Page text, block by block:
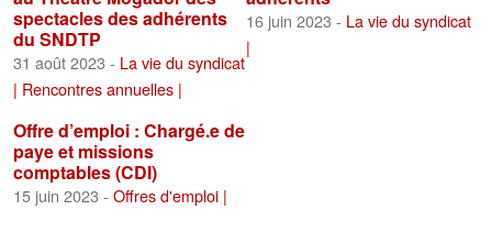
spectacles des adhérents
du SNDTP
31 août 2023 - La vie du syndicat
| Rencontres annuelles |
16 juin 2023 - La vie du syndicat
|
Offre d’emploi : Chargé.e de
paye et missions
comptables (CDI)
15 juin 2023 - Offres d'emploi |